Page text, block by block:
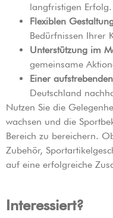
langfristigen Erfolg.
Flexiblen
Bedürfnissen Ihrer
Unterstützung im
gemeinsame
Einer
Deutschland
Nutzen Sie die
wachsen und die
Bereich zu bereichern.
Zubehör,
auf eine erfolgreiche
Interessiert?